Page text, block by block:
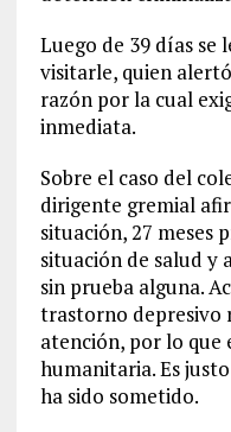
Luego de 39 días se
visitarle, quien
razón por la cual
inmediata.
Sobre el caso del
dirigente gremial
situación, 27 meses
situación de salud y
sin prueba alguna.
trastorno depresivo
atención, por lo que
humanitaria. Es
ha sido sometido.